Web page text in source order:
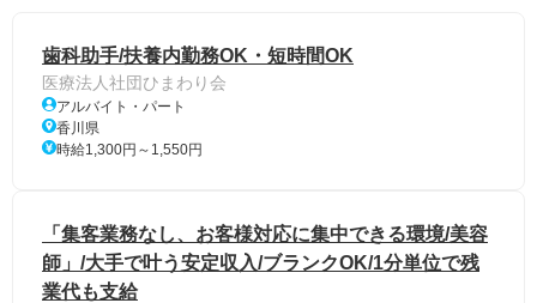
歯科助手/扶養内勤務OK・短時間OK
医療法人社団ひまわり会
アルバイト・パート
香川県
時給1,300円～1,550円
「集客業務なし、お客様対応に集中できる環境/美容
師」/大手で叶う安定収入/ブランクOK/1分単位で残
業代も支給